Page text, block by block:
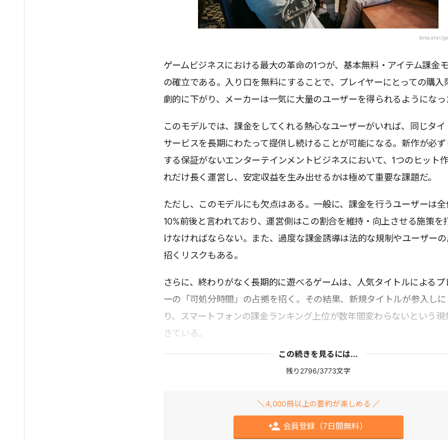
ibnjaafar/
ゲームビジネスにおける最大の革命の1つが、基本無料・アイテム課金
の確立である。入り口を無料にすることで、プレイヤーにとっての購入
劇的に下がり、メーカーは一気に大量のユーザーを得られるようになっ
このモデルでは、課金をしてくれる熱心なユーザーがいれば、同じタイ
サービスを長期にわたって提供し続けることが可能になる。新作が必ず
する保証がないエンターテインメントビジネスにおいて、1つのヒット
れだけ長く運営し、安定収益を生み出せるかは極めて重要な課題だ。
ただし、このモデルにも欠点はある。一般に、課金を行うユーザーは全
10%前後と言われており、運営側はこの割合を維持・向上させる施策を
けなければならない。また、過度な課金誘導は法的な規制やユーザーの
招くリスクもある。
さらに、終わりがなく長期的に遊べるゲームは、人気タイトルによるプ
ーの「可処分時間」の占拠を招く。その結果、新規タイトルが参入し
り、スマートフォンの課金ランキング上位が数年間変わらないという現
きている。
この続きを見るには...
残り2796/3773文字
4,000冊以上の要約が楽しめる
会員登録（7日間無料）